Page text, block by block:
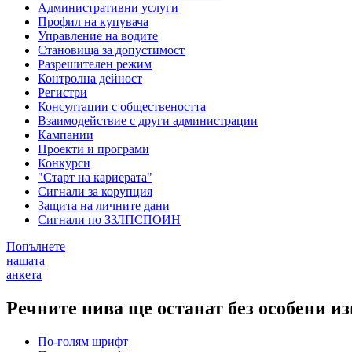
Административни услуги
Профил на купувача
Управление на водите
Становища за допустимост
Разрешителен режим
Контролна дейност
Регистри
Консултации с обществеността
Взаимодействие с други администрации
Кампании
Проекти и програми
Конкурси
"Старт на кариерата"
Сигнали за корупция
Защита на личните дани
Сигнали по ЗЗЛПСПОИН
Попълнете
нашата
анкета
Речните нива ще останат без особени
По-голям шрифт